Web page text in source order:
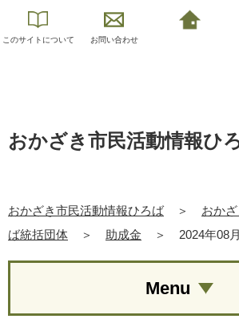
このサイトについて お問い合わせ
おかざき市民活動情報ひ
おかざき市民活動情報ひろば ＞
おか
ば統括団体
＞ 助成金 ＞ 2024年08月
Menu